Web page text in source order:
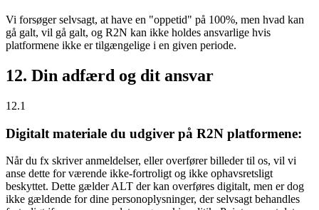
Vi forsøger selvsagt, at have en "oppetid" på 100%, men hvad kan
gå galt, vil gå galt, og R2N kan ikke holdes ansvarlige hvis
platformene ikke er tilgængelige i en given periode.
12. Din adfærd og dit ansvar
12.1
Digitalt materiale du udgiver på R2N platformene:
Når du fx skriver anmeldelser, eller overfører billeder til os, vil vi
anse dette for værende ikke-fortroligt og ikke ophavsretsligt
beskyttet. Dette gælder ALT der kan overføres digitalt, men er dog
ikke gældende for dine personoplysninger, der selvsagt behandles